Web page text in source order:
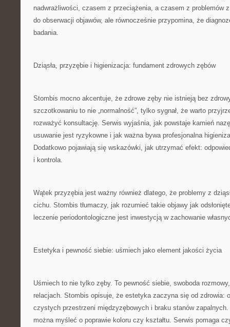
nadwrażliwości, czasem z przeciążenia, a czasem z problemów
do obserwacji objawów, ale równocześnie przypomina, że
badania.
Dziąsła, przyzębie i higienizacja: fundament zdrowych zębów
Stombis mocno akcentuje, że zdrowe zęby nie istnieją bez
szczotkowaniu to nie „normalność”, tylko sygnał, że warto
rozważyć konsultację. Serwis wyjaśnia, jak powstaje kamień
usuwanie jest ryzykowne i jak ważna bywa profesjonalna
Dodatkowo pojawiają się wskazówki, jak utrzymać efekt:
i kontrola.
Wątek przyzębia jest ważny również dlatego, że problemy z
cichu. Stombis tłumaczy, jak rozumieć takie objawy jak
leczenie periodontologiczne jest inwestycją w zachowanie
Estetyka i pewność siebie: uśmiech jako element jakości życia
Uśmiech to nie tylko zęby. To pewność siebie, swoboda
relacjach. Stombis opisuje, że estetyka zaczyna się od zdrowia:
czystych przestrzeni międzyzębowych i braku stanów
można myśleć o poprawie koloru czy kształtu. Serwis pomaga